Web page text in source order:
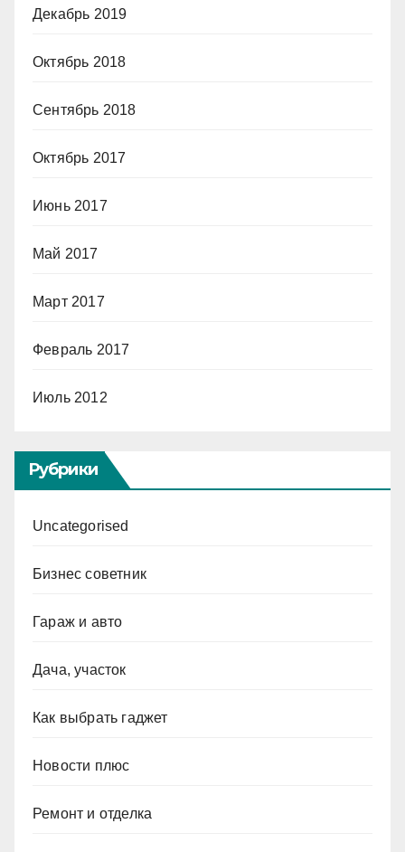
Декабрь 2019
Октябрь 2018
Сентябрь 2018
Октябрь 2017
Июнь 2017
Май 2017
Март 2017
Февраль 2017
Июль 2012
Рубрики
Uncategorised
Бизнес советник
Гараж и авто
Дача, участок
Как выбрать гаджет
Новости плюс
Ремонт и отделка